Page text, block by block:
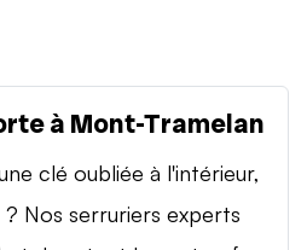
à Mont-Tramelan
clé oubliée à l'intérieur,
Nos serruriers experts